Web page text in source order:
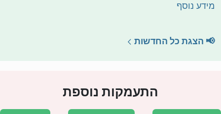
מידע נוסף
📢 הצגת כל החדשות
התעמקות נוספת